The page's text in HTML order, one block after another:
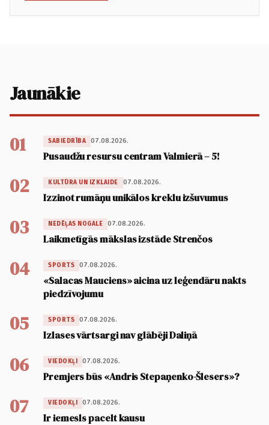
Jaunākie
01 SABIEDRĪBA 07.08.2026.
Pusaudžu resursu centram Valmierā – 5!
02 KULTŪRA UN IZKLAIDE 07.08.2026.
Izzinot rumāņu unikālos kreklu izšuvumus
03 NEDĒĻAS NOGALE 07.08.2026.
Laikmetīgās mākslas izstāde Strenčos
04 SPORTS 07.08.2026.
«Salacas Mauciens» aicina uz leģendāru nakts
piedzīvojumu
05 SPORTS 07.08.2026.
Izlases vārtsargi nav glābēji Daliņā
06 VIEDOKĻI 07.08.2026.
Premjers būs «Andris Stepaņenko-Šlesers»?
07 VIEDOKĻI 07.08.2026.
Ir iemesls pacelt kausu